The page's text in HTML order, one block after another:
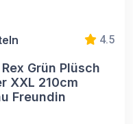
4.5
Grün Plüsch
XXL 210cm
Freundin